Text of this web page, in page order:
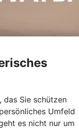
das Sie schützen
Umfeld
es nicht nur um